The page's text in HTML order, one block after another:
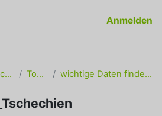
Anmelden
Ab_Tschech Topic 1 wichtige Daten finden Sie hier